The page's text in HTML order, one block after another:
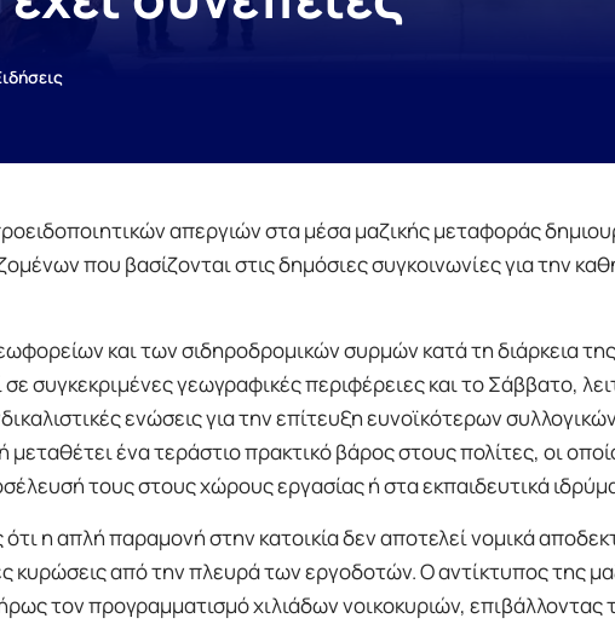
απεργιών στα μέσα μαζικής μεταφοράς
που βασίζονται στις δημόσιες συγκοινωνίες για την
και των σιδηροδρομικών συρμών κατά τη διάρκεια
συγκεκριμένες γεωγραφικές περιφέρειες και το Σάββατο,
ενώσεις για την επίτευξη ευνοϊκότερων
ένα τεράστιο πρακτικό βάρος στους πολίτες, οι
τους στους χώρους εργασίας ή στα εκπαιδευτικά
η απλή παραμονή στην κατοικία δεν αποτελεί νομικά
κυρώσεις από την πλευρά των εργοδοτών. Ο αντίκτυπος της
τον προγραμματισμό χιλιάδων νοικοκυριών, επιβάλλοντας